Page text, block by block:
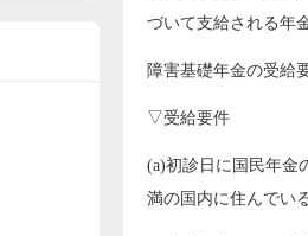
づいて支給される年
障害基礎年金の受給
▽受給要件
(a)初診日に国民年金
満の国内に住んでい